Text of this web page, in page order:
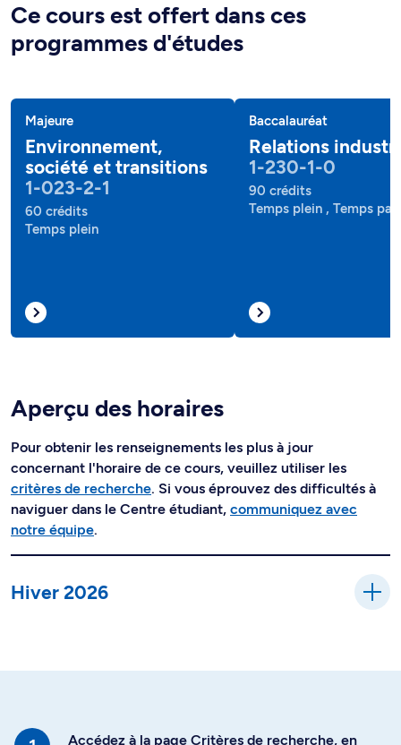
Ce cours est offert dans ces
programmes d'études
Majeure
Environnement,
société et transitions
1-023-2-1
60 crédits
Temps plein
Baccalauréat
Relations
1-230-1-0
90 crédits
Temps plein , Temps
Aperçu des horaires
Pour obtenir les renseignements les plus à jour
concernant l'horaire de ce cours, veuillez utiliser les
critères de recherche. Si vous éprouvez des difficultés à
naviguer dans le Centre étudiant, communiquez avec
notre équipe.
Hiver 2026
Accédez à la page Critères de recherche, en